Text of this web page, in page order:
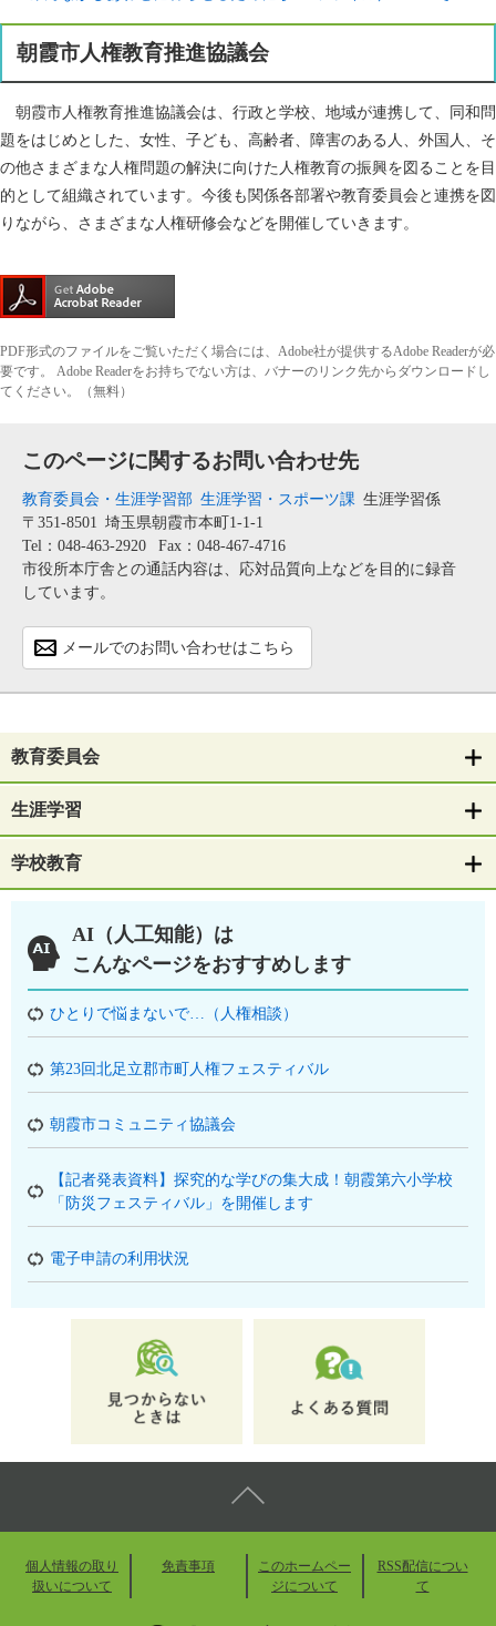
教育委員会
生涯学習
学校教育
AI（人工知能）は
こんなページをおすすめします
ひとりで悩まないで…（人権相談）
第23回北足立郡市町人権フェスティバル
朝霞市コミュニティ協議会
【記者発表資料】探究的な学びの集大成！朝霞第六小学校
「防災フェスティバル」を開催します
電子申請の利用状況
朝霞市人権教育推進協議会
朝霞市人権教育推進協議会は、行政と学校、地域が連携して、同和問
題をはじめとした、女性、子ども、高齢者、障害のある人、外国人、そ
の他さまざまな人権問題の解決に向けた人権教育の振興を図ることを目
的として組織されています。今後も関係各部署や教育委員会と連携を図
りながら、さまざまな人権研修会などを開催していきます。
PDF形式のファイルをご覧いただく場合には、Adobe社が提供するAdobe Readerが必
要です。
Adobe Readerをお持ちでない方は、バナーのリンク先からダウンロードし
てください。（無料）
このページに関するお問い合わせ先
教育委員会・生涯学習部 生涯学習・スポーツ課 生涯学習係
〒351-8501 埼玉県朝霞市本町1-1-1
Tel：048-463-2920
Fax：048-467-4716
市役所本庁舎との通話内容は、応対品質向上などを目的に録音
しています。
メールでのお問い合わせはこちら
個人情報の取り
扱いについて
免責事項
このホームペー
ジについて
RSS配信につい
て